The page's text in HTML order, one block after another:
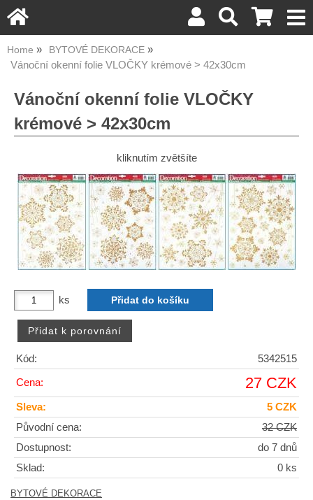
Home BYTOVÉ DEKORACE
Vánoční okenní folie VLOČKY krémové > 42x30cm
Vánoční okenní folie VLOČKY
krémové > 42x30cm
kliknutím zvětšíte
ks
Kód: 5342515
Cena: 27 CZK
Sleva:
5 CZK
Původní cena:
32 CZK
Dostupnost:
do 7 dnů
Sklad:
0 ks
BYTOVÉ DEKORACE